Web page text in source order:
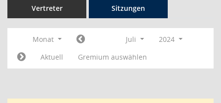
Vertreter Sitzungen
Monat Juli
2024
Aktuell
Gremium auswählen